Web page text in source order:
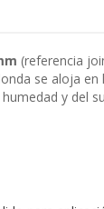
(referencia
se aloja
y del